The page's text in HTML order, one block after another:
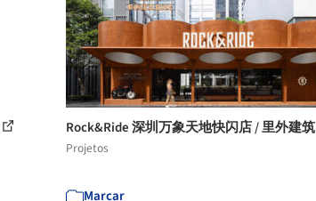
Rock&Ride 深圳万象天地快闪店 / 里外建筑
Projetos
Marcar